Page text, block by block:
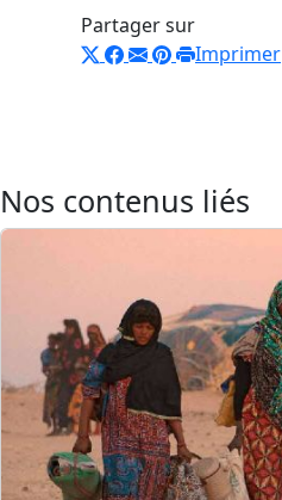
Partager sur
Imprimer
Nos contenus liés